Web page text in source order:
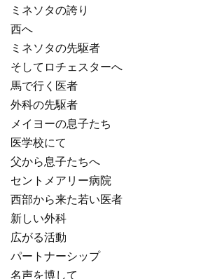
ミネソタの誇り
西へ
ミネソタの先駆者
そしてロチェスターへ
馬で行く医者
外科の先駆者
メイヨーの息子たち
医学校にて
父から息子たちへ
セントメアリー病院
西部から来た若い医者
新しい外科
広がる活動
パートナーシップ
名声を博して